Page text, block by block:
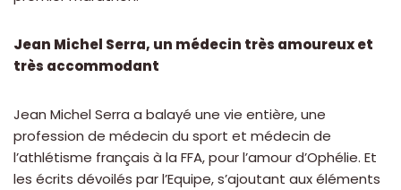
Jean Michel Serra, un médecin très amoureux et
très accommodant
Jean Michel Serra a balayé une vie entière, une
profession de médecin du sport et médecin de
l’athlétisme français à la FFA, pour l’amour d’Ophélie. Et
les écrits dévoilés par l’Equipe, s’ajoutant aux éléments